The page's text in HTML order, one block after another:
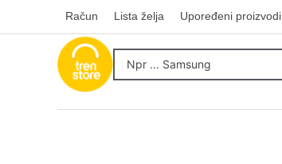
Račun Lista želja Upoređeni proizvodi